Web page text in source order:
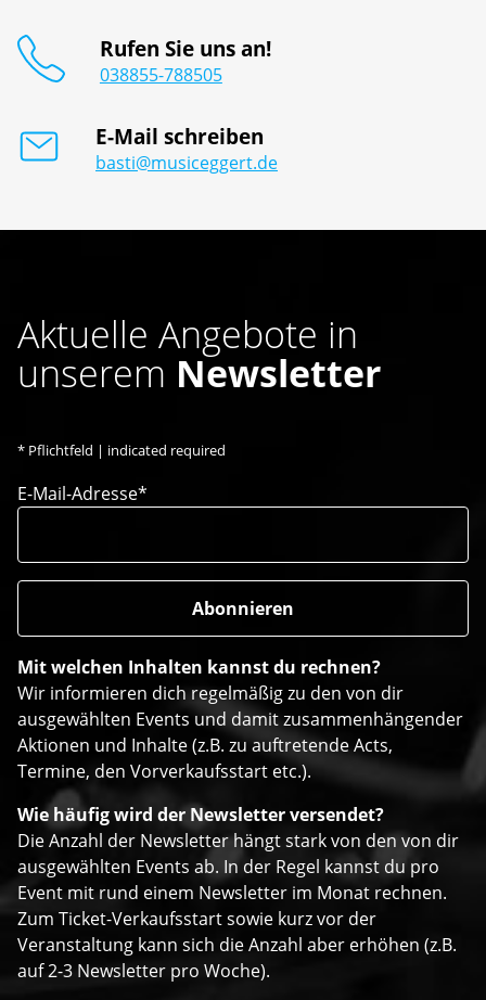
Rufen Sie uns an!
038855-788505
E-Mail schreiben
basti@musiceggert.de
Aktuelle Angebote in
unserem Newsletter
* Pflichtfeld | indicated required
E-Mail-Adresse*
Mit welchen Inhalten kannst du rechnen?
Wir informieren dich regelmäßig zu den von dir
ausgewählten Events und damit zusammenhängender
Aktionen und Inhalte (z.B. zu auftretende Acts,
Termine, den Vorverkaufsstart etc.).
Wie häufig wird der Newsletter versendet?
Die Anzahl der Newsletter hängt stark von den von dir
ausgewählten Events ab. In der Regel kannst du pro
Event mit rund einem Newsletter im Monat rechnen.
Zum Ticket-Verkaufsstart sowie kurz vor der
Veranstaltung kann sich die Anzahl aber erhöhen (z.B.
auf 2-3 Newsletter pro Woche).